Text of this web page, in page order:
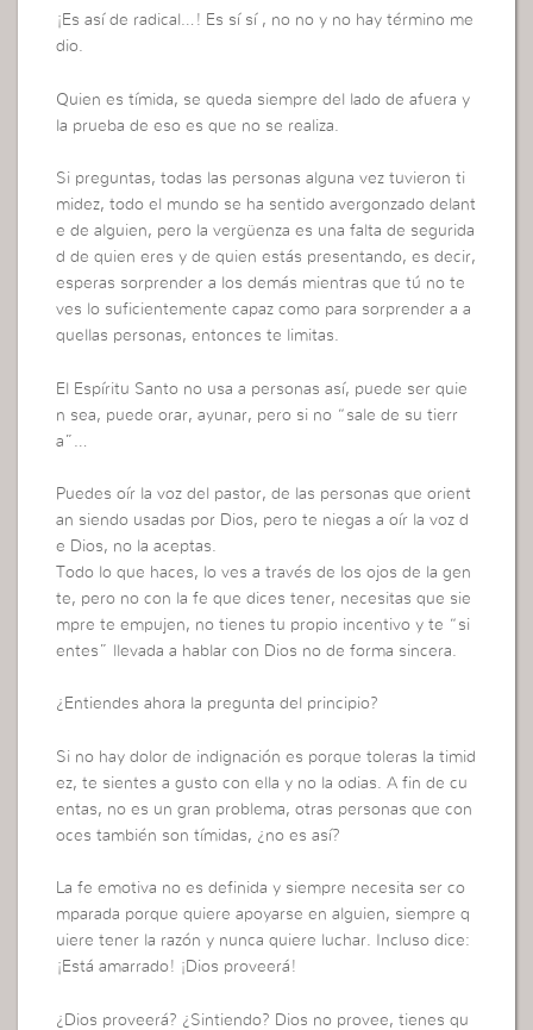
¡Es así de radical…! Es sí sí , no no y no hay término me
dio.
Quien es tímida, se queda siempre del lado de afuera y
la prueba de eso es que no se realiza.
Si preguntas, todas las personas alguna vez tuvieron ti
midez, todo el mundo se ha sentido avergonzado delant
e de alguien, pero la vergüenza es una falta de segurida
d de quien eres y de quien estás presentando, es decir,
esperas sorprender a los demás mientras que tú no te
ves lo suficientemente capaz como para sorprender a a
quellas personas, entonces te limitas.
El Espíritu Santo no usa a personas así, puede ser quie
n sea, puede orar, ayunar, pero si no “sale de su tierr
a”…
Puedes oír la voz del pastor, de las personas que orient
an siendo usadas por Dios, pero te niegas a oír la voz d
e Dios, no la aceptas.
Todo lo que haces, lo ves a través de los ojos de la gen
te, pero no con la fe que dices tener, necesitas que sie
mpre te empujen, no tienes tu propio incentivo y te “si
entes” llevada a hablar con Dios no de forma sincera.
¿Entiendes ahora la pregunta del principio?
Si no hay dolor de indignación es porque toleras la timid
ez, te sientes a gusto con ella y no la odias. A fin de cu
entas, no es un gran problema, otras personas que con
oces también son tímidas, ¿no es así?
La fe emotiva no es definida y siempre necesita ser co
mparada porque quiere apoyarse en alguien, siempre q
uiere tener la razón y nunca quiere luchar. Incluso dice:
¡Está amarrado! ¡Dios proveerá!
¿Dios proveerá? ¿Sintiendo? Dios no provee, tienes qu